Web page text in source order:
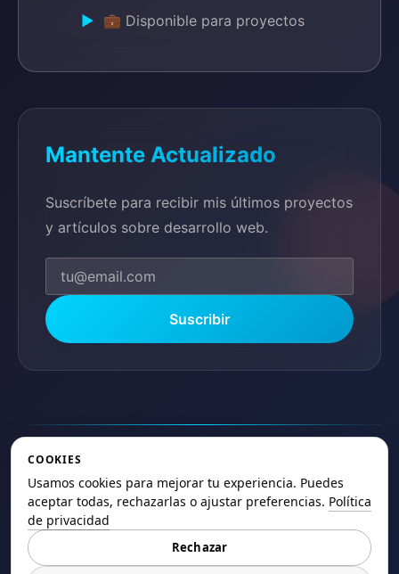
💼 Disponible para proyectos
Mantente Actualizado
Suscríbete para recibir mis últimos proyectos
y artículos sobre desarrollo web.
Suscribir
© 2025 ElSaltoweb.es Todos los derechos
Política de PrivacidadTérminos de Uso
COOKIES
Usamos cookies para mejorar tu experiencia. Puedes
aceptar todas, rechazarlas o ajustar preferencias. Política
de privacidad
Rechazar